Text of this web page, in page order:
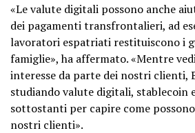
«Le valute digitali possono anche
dei pagamenti transfrontalieri, ad
lavoratori espatriati restituiscono i
famiglie», ha affermato. «Mentre
interesse da parte dei nostri clienti,
studiando valute digitali, stablecoin
sottostanti per capire come
nostri clienti».